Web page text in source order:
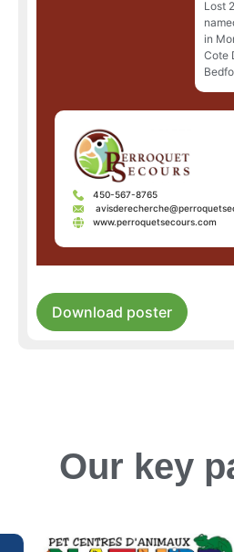
Lost
in
Cote
450-567-8765
www.perroquetsecours.com
Download poster
Our key